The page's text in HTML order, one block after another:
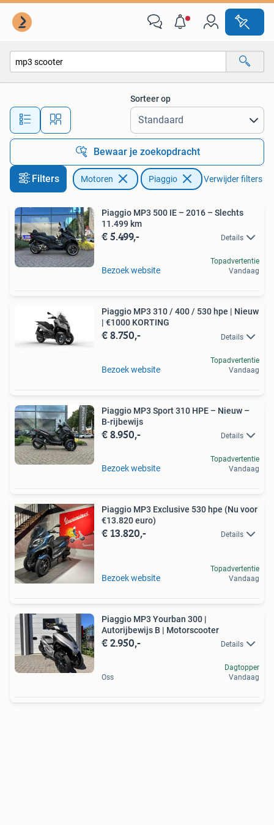
Alle afstanden…
Sorteer op
Bewaar je zoekopdracht
Filters Motoren Piaggio Verwijder filters
Piaggio MP3 500 IE – 2016 – Slechts
11.499 km
€ 5.499,- Details
Bezoek website
Topadvertentie
Vandaag
Piaggio MP3 310 / 400 / 530 hpe | Nieuw
| €1000 KORTING
€ 8.750,- Details
Bezoek website
Topadvertentie
Vandaag
Piaggio MP3 Sport 310 HPE – Nieuw –
B-rijbewijs
€ 8.950,- Details
Bezoek website
Topadvertentie
Vandaag
Piaggio MP3 Exclusive 530 hpe (Nu voor
€13.820 euro)
€ 13.820,- Details
Bezoek website
Topadvertentie
Vandaag
Piaggio MP3 Yourban 300 |
Autorijbewijs B | Motorscooter
€ 2.950,- Details
Oss
Dagtopper
Vandaag